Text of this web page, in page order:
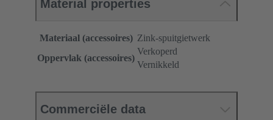
Material properties
Materiaal (accessoires) Zink-spuitgietwerk
Oppervlak (accessoires)
Verkoperd
Vernikkeld
Commerciële data